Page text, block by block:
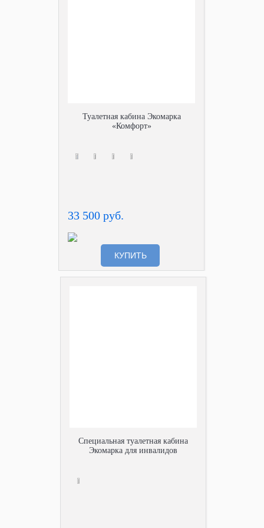
Туалетная кабина Экомарка
«Комфорт»
33 500 руб.
КУПИТЬ
Специальная туалетная кабина
Экомарка для инвалидов